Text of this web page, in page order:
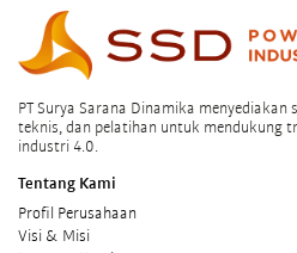
PT Surya Sarana Dinamika
teknis, dan pelatihan untuk mendukung
industri 4.0.
Tentang Kami
Profil Perusahaan
Visi & Misi